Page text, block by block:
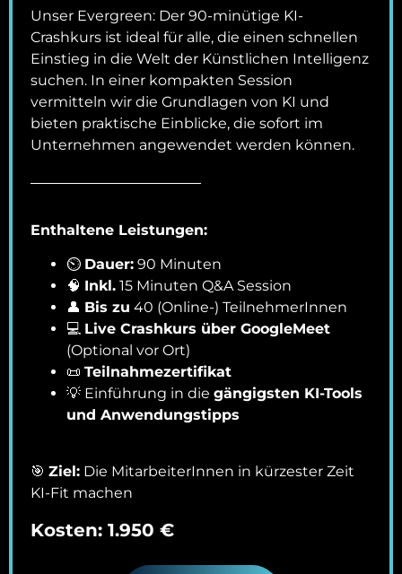
Unser Evergreen: Der 90-minütige KI-
Crashkurs ist ideal für alle, die einen schnellen
Einstieg in die Welt der Künstlichen Intelligenz
suchen. In einer kompakten Session
vermitteln wir die Grundlagen von KI und
bieten praktische Einblicke, die sofort im
Unternehmen angewendet werden können.
Enthaltene Leistungen:
⏲️ Dauer: 90 Minuten
🧠 Inkl. 15 Minuten Q&A Session
👤 Bis zu 40 (Online-) TeilnehmerInnen
💻 Live Crashkurs über GoogleMeet
(Optional vor Ort)
📜 Teilnahmezertifikat
💡 Einführung in die gängigsten KI-Tools
und Anwendungstipps
🎯 Ziel: Die MitarbeiterInnen in kürzester Zeit
KI-Fit machen
Kosten: 1.950 €